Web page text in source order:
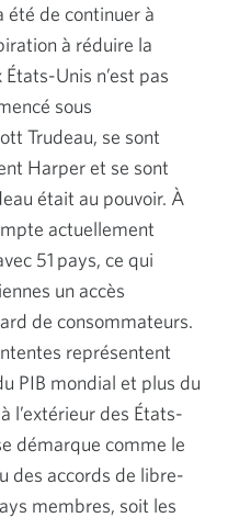
été de continuer à
à réduire la
Unis n’est pas
sous
Trudeau, se sont
Harper et se sont
était au pouvoir. À
actuellement
51 pays, ce qui
un accès
de consommateurs.
représentent
PIB mondial et plus du
l’extérieur des États-
démarque comme le
des accords de libre-
membres, soit les